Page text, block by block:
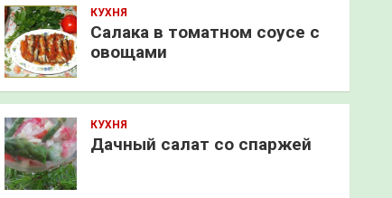
КУХНЯ
Салака в томатном соусе с
овощами
КУХНЯ
Дачный салат со спаржей